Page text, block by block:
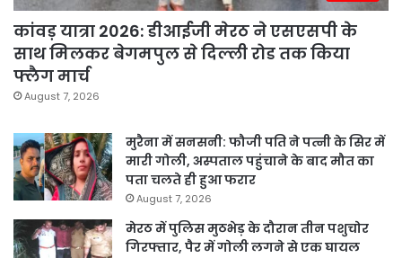
कांवड़ यात्रा 2026: डीआईजी मेरठ ने एसएसपी के
साथ मिलकर बेगमपुल से दिल्ली रोड तक किया
फ्लैग मार्च
August 7, 2026
मुरैना में सनसनी: फौजी पति ने पत्नी के सिर में
मारी गोली, अस्पताल पहुंचाने के बाद मौत का
पता चलते ही हुआ फरार
August 7, 2026
मेरठ में पुलिस मुठभेड़ के दौरान तीन पशुचोर
गिरफ्तार, पैर में गोली लगने से एक घायल